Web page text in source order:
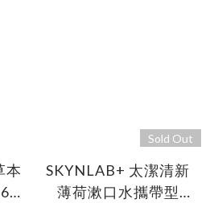
本
入
Sold Out
SKYNLAB+ 太潔清新
薄荷漱口水攜帶型